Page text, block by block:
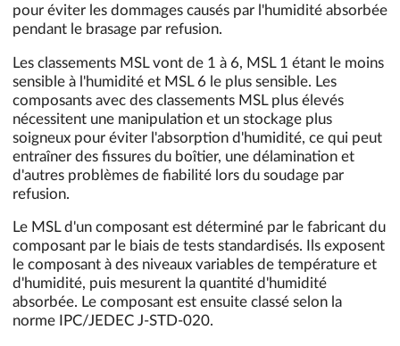
pour éviter les dommages causés par l'humidité absorbée
pendant le brasage par refusion.
Les classements MSL vont de 1 à 6, MSL 1 étant le moins
sensible à l'humidité et MSL 6 le plus sensible. Les
composants avec des classements MSL plus élevés
nécessitent une manipulation et un stockage plus
soigneux pour éviter l'absorption d'humidité, ce qui peut
entraîner des fissures du boîtier, une délamination et
d'autres problèmes de fiabilité lors du soudage par
refusion.
Le MSL d'un composant est déterminé par le fabricant du
composant par le biais de tests standardisés. Ils exposent
le composant à des niveaux variables de température et
d'humidité, puis mesurent la quantité d'humidité
absorbée. Le composant est ensuite classé selon la
norme IPC/JEDEC J-STD-020.